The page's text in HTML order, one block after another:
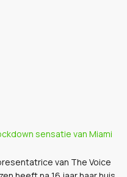
sensatie van Miami
van The Voice